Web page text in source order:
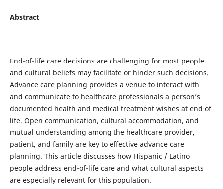
Abstract
End-of-life care decisions are challenging for most people
and cultural beliefs may facilitate or hinder such decisions.
Advance care planning provides a venue to interact with
and communicate to healthcare professionals a person’s
documented health and medical treatment wishes at end of
life. Open communication, cultural accommodation, and
mutual understanding among the healthcare provider,
patient, and family are key to effective advance care
planning. This article discusses how Hispanic / Latino
people address end-of-life care and what cultural aspects
are especially relevant for this population.